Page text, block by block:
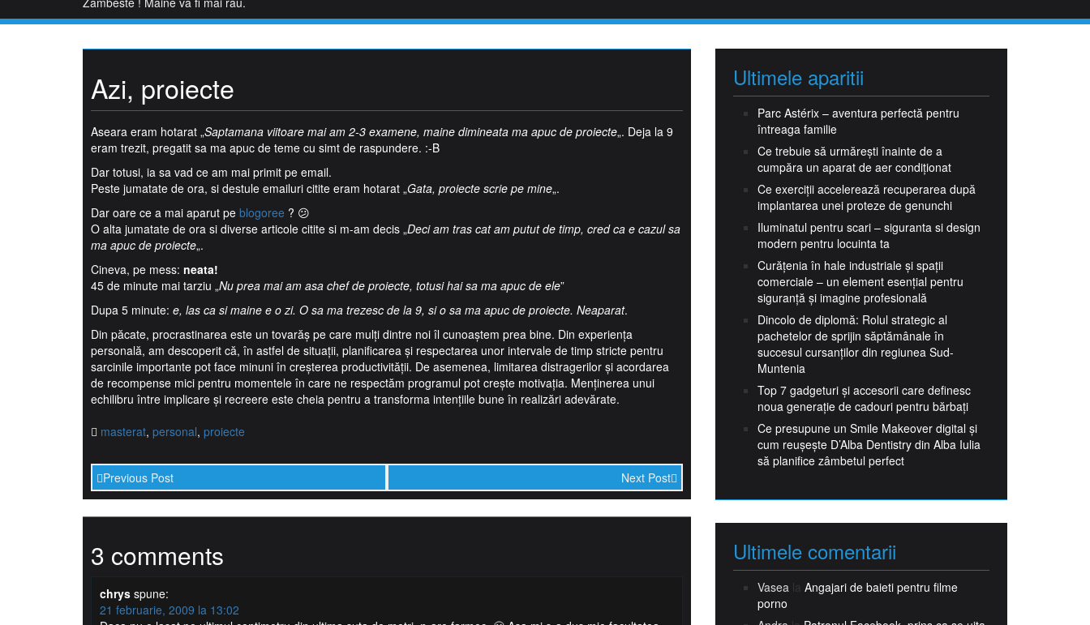
to
Azi, proiecte
Aseara eram hotarat „Saptamana viitoare mai am 2-3 examene, maine dimineata ma apuc de proiecte„. Deja la 9
eram trezit, pregatit sa ma apuc de teme cu simt de raspundere. :-B
Dar totusi, ia sa vad ce am mai primit pe email.
Peste jumatate de ora, si destule emailuri citite eram hotarat „Gata, proiecte scrie pe mine„.
Dar oare ce a mai aparut pe blogoree ? 😕
O alta jumatate de ora si diverse articole citite si m-am decis „Deci am tras cat am putut de timp, cred ca e cazul sa
ma apuc de proiecte„.
Cineva, pe mess: neata!
45 de minute mai tarziu „Nu prea mai am asa chef de proiecte, totusi hai sa ma apuc de ele”
Dupa 5 minute: e, las ca si maine e o zi. O sa ma trezesc de la 9, si o sa ma apuc de proiecte. Neaparat.
Din păcate, procrastinarea este un tovarăș pe care mulți dintre noi îl cunoaștem prea bine. Din experiența
personală, am descoperit că, în astfel de situații, planificarea și respectarea unor intervale de timp stricte pentru
sarcinile importante pot face minuni în creșterea productivității. De asemenea, limitarea distragerilor și acordarea
de recompense mici pentru momentele în care ne respectăm programul pot crește motivația. Menținerea unui
echilibru între implicare și recreere este cheia pentru a transforma intențiile bune în realizări adevărate.
masterat, personal, proiecte
Previous Post Next Post
3 comments
chrys spune:
21 februarie, 2009 la 13:02
Ultimele aparitii
Parc Astérix – aventura perfectă pentru
întreaga familie
Ce trebuie să urmărești înainte de a
cumpăra un aparat de aer condiționat
Ce exerciții accelerează recuperarea după
implantarea unei proteze de genunchi
Iluminatul pentru scari – siguranta si design
modern pentru locuinta ta
Curățenia în hale industriale și spații
comerciale – un element esențial pentru
siguranță și imagine profesională
Dincolo de diplomă: Rolul strategic al
pachetelor de sprijin săptămânale în
succesul cursanților din regiunea Sud-
Muntenia
Top 7 gadgeturi și accesorii care definesc
noua generație de cadouri pentru bărbați
Ce presupune un Smile Makeover digital și
cum reușește D’Alba Dentistry din Alba Iulia
să planifice zâmbetul perfect
Ultimele comentarii
Vaseala Angajari de baieti pentru filme
porno